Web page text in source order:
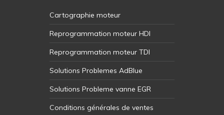
Cartographie moteur
Reprogrammation moteur HDI
Reprogrammation moteur TDI
Solutions Problemes AdBlue
Solutions Probleme vanne EGR
Conditions générales de ventes